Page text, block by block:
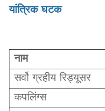
यांत्रिक घटक
नाम
सर्वो ग्रहीय रिड्यूसर
कपलिंग्स